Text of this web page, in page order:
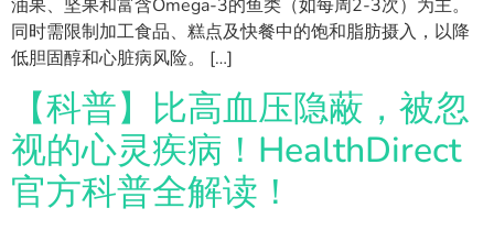
油果、坚果和富含Omega-3的鱼类（如每周2-3次）为主。
同时需限制加工食品、糕点及快餐中的饱和脂肪摄入，以降
低胆固醇和心脏病风险。 […]
【科普】比高血压隐蔽，被忽
视的心灵疾病！HealthDirect
官方科普全解读！